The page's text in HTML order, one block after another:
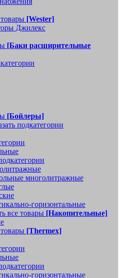
[Wester]
Джилекс
[Баки расширительные
[Бойлеры]
подкатегории
многолитражные
горизонтальные
все товары [Накопительные]
[Thermex]
горизонтальные